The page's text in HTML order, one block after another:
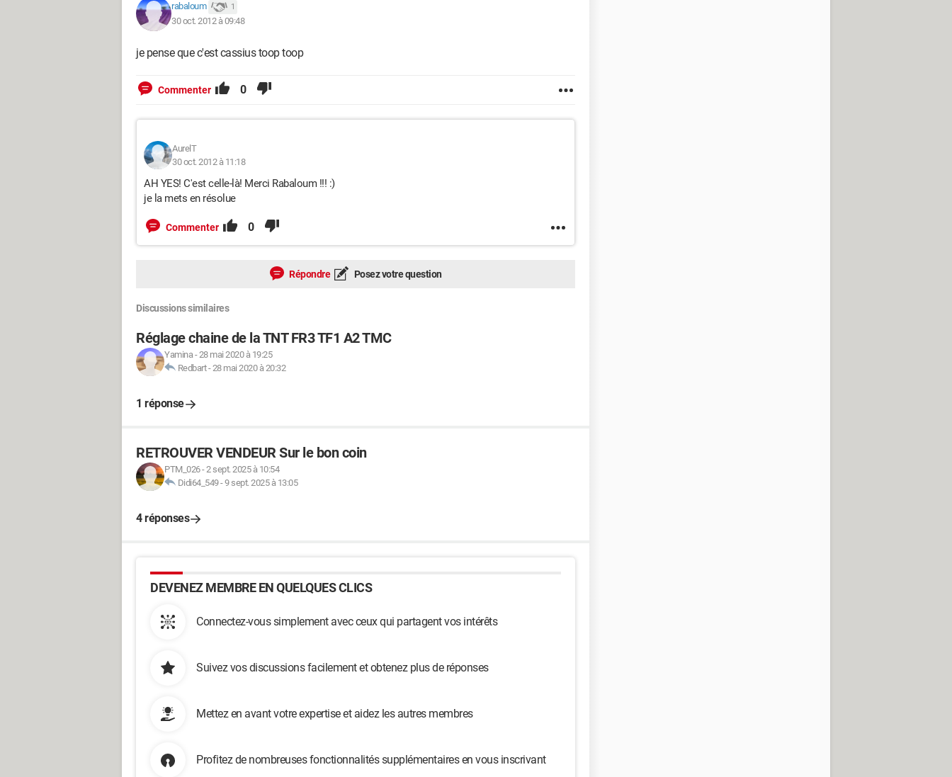
rabaloum 1
30 oct. 2012 à 09:48
je pense que c'est cassius toop toop
Commenter 0
AurelT
30 oct. 2012 à 11:18
AH YES! C'est celle-là! Merci Rabaloum !!! :)
je la mets en résolue
Commenter 0
Répondre Posez votre question
Discussions similaires
Réglage chaine de la TNT FR3 TF1 A2 TMC
Yamina-28 mai 2020 à 19:25
Redbart-28 mai 2020 à 20:32
1 réponse
RETROUVER VENDEUR Sur le bon coin
PTM_026-2 sept. 2025 à 10:54
Didi64_549-9 sept. 2025 à 13:05
4 réponses
DEVENEZ MEMBRE EN QUELQUES CLICS
Connectez-vous simplement avec ceux qui partagent vos intérêts
Suivez vos discussions facilement et obtenez plus de réponses
Mettez en avant votre expertise et aidez les autres membres
Profitez de nombreuses fonctionnalités supplémentaires en vous inscrivant